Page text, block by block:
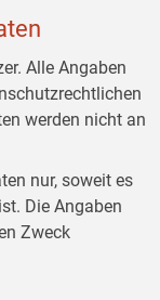
Alle Angaben
werden nicht an
nur, soweit es
Die Angaben
Zweck